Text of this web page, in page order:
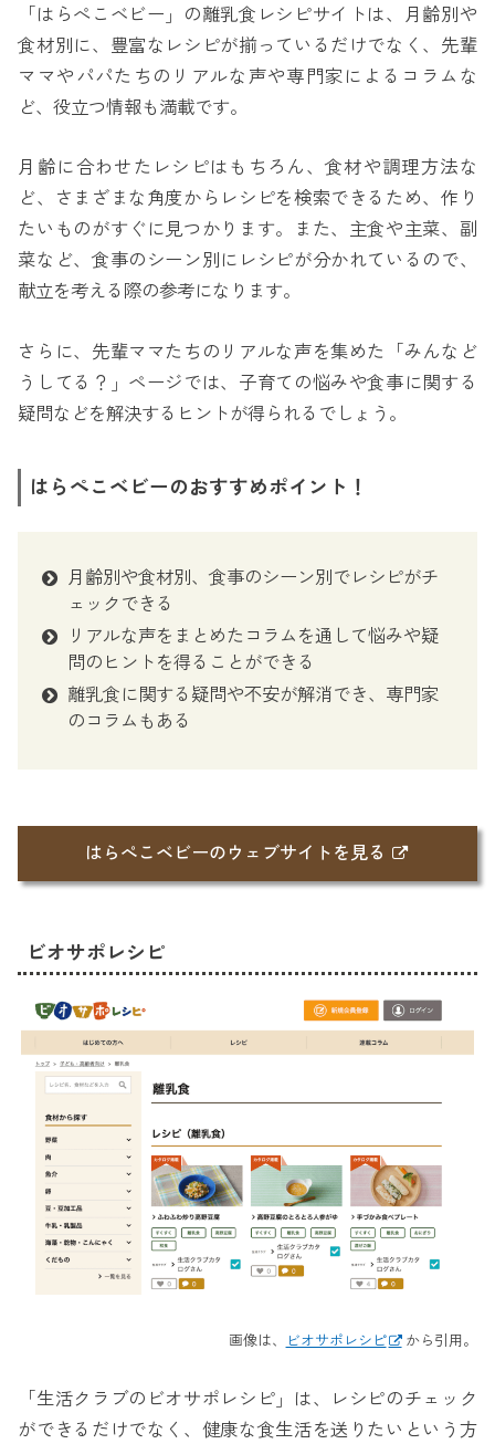
「はらぺこベビー」の離乳食レシピサイトは、月齢別や
食材別に、豊富なレシピが揃っているだけでなく、先輩
ママやパパたちのリアルな声や専門家によるコラムな
ど、役立つ情報も満載です。
月齢に合わせたレシピはもちろん、食材や調理方法な
ど、さまざまな角度からレシピを検索できるため、作り
たいものがすぐに見つかります。また、主食や主菜、副
菜など、食事のシーン別にレシピが分かれているので、
献立を考える際の参考になります。
さらに、先輩ママたちのリアルな声を集めた「みんなど
うしてる？」ページでは、子育ての悩みや食事に関する
疑問などを解決するヒントが得られるでしょう。
はらぺこベビーのおすすめポイント！
月齢別や食材別、食事のシーン別でレシピがチ
ェックできる
リアルな声をまとめたコラムを通して悩みや疑
問のヒントを得ることができる
離乳食に関する疑問や不安が解消でき、専門家
のコラムもある
はらぺこベビーのウェブサイトを見る
ビオサポレシピ
画像は、 ビオサポレシピ から引用。
「生活クラブのビオサポレシピ」は、レシピのチェック
ができるだけでなく、健康な食生活を送りたいという方